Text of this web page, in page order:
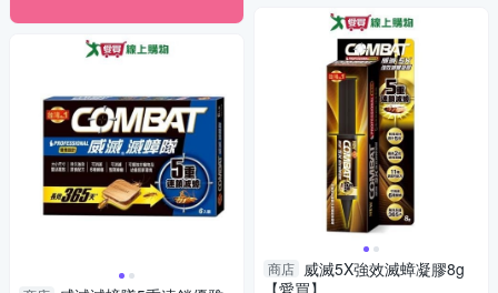
商店 威滅5X強效滅蟑凝膠8g
【愛買】